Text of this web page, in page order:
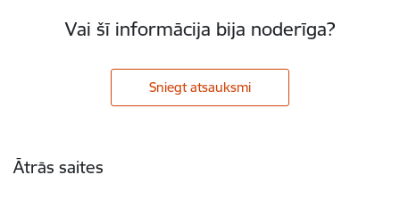
Vai šī informācija bija noderīga?
Sniegt atsauksmi
Ātrās saites